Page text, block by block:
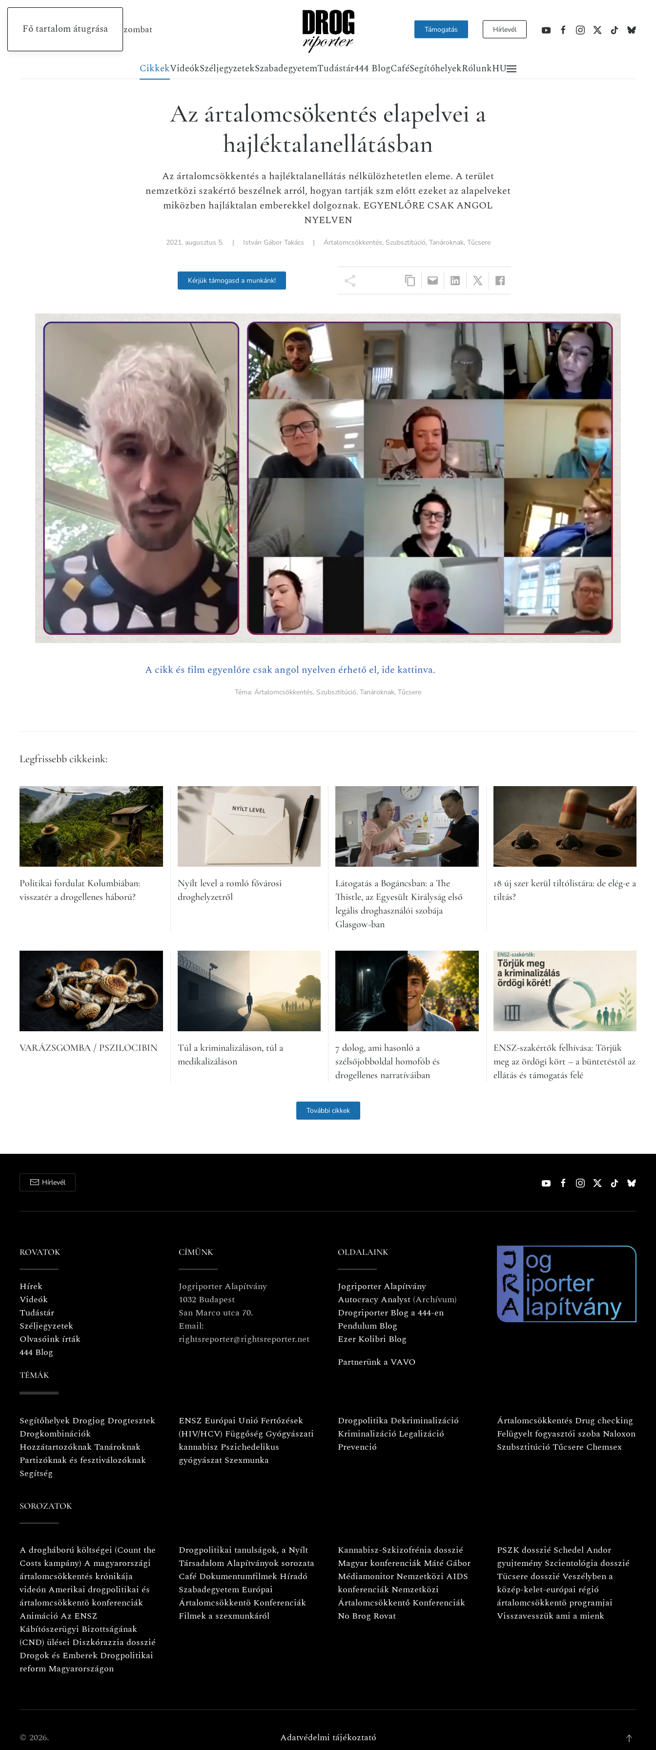
Fő tartalom átugrása
2026. augusztus 8., szombat Támogatás Hírlevél
CikkekVideókSzéljegyzetekSzabadegyetemTudástár444 BlogCaféSegítőhelyekRólunkHU
Az ártalomcsökentés elapelvei a
hajléktalanellátásban
Az ártalomcsökkentés a hajléktalanellátás nélkülözhetetlen eleme. A terület
nemzetközi szakértő beszélnek arról, hogyan tartják szm előtt ezeket az alapelveket
miközben hajláktalan emberekkel dolgoznak. EGYENLŐRE CSAK ANGOL
NYELVEN
2021. augusztus 5.| István Gábor Takács | Ártalomcsökkentés, Szubsztitúció, Tanároknak, Tűcsere
Kérjük támogasd a munkánk!
A cikk és film egyenlőre csak angol nyelven érhető el, ide kattinva.
Téma: Ártalomcsökkentés, Szubsztitúció, Tanároknak, Tűcsere
Legfrissebb cikkeink:
Politikai fordulat Kolumbiában:
visszatér a drogellenes háború?
Nyílt level a romló fővárosi
droghelyzetről
Látogatás a Bogáncsban: a The
Thistle, az Egyesült Királyság első
legális droghasználói szobája
Glasgow-ban
18 új szer kerül tiltólistára: de elég-e a
tiltás?
VARÁZSGOMBA / PSZILOCIBIN
Túl a kriminalizáláson, túl a
medikalizáláson
7 dolog, ami hasonló a
szélsőjobboldal homofób és
drogellenes narratíváiban
ENSZ-szakértők felhívása: Törjük
meg az ördögi kört – a büntetéstől az
ellátás és támogatás felé
További cikkek
Hírlevél
ROVATOK
Hírek
Videók
Tudástár
Széljegyzetek
Olvasóink írták
444 Blog
CÍMÜNK
Jogriporter Alapítvány
1032 Budapest
San Marco utca 70.
Email:
rightsreporter@rightsreporter.net
OLDALAINK
Jogriporter Alapítvány
Autocracy Analyst (Archívum)
Drogriporter Blog a 444-en
Pendulum Blog
Ezer Kolibri Blog
Partnerünk a VAVO
TÉMÁK
Segítőhelyek Drogjog Drogtesztek
Drogkombinációk
HozzátartozóknakTanároknak
Partizóknak és fesztiválozóknak
Segítség
ENSZ Európai Unió Fertőzések
(HIV/HCV) Függőség Gyógyászati
kannabisz Pszichedelikus
gyógyászat Szexmunka
Drogpolitika Dekriminalizáció
Kriminalizáció Legalizáció
Prevenció
Ártalomcsökkentés Drug checking
Felügyelt fogyasztói szoba Naloxon
Szubsztitúció Tűcsere Chemsex
SOROZATOK
A drogháború költségei (Count the
Costs kampány) A magyarországi
ártalomcsökkentés krónikája
videónAmerikai drogpolitikai és
ártalomcsökkentö konferenciák
Animáció Az ENSZ
Kábítószerügyi Bizottságának
(CND) ülései Diszkórazzia dosszié
Drogok és Emberek Drogpolitikai
reform Magyarországon
Drogpolitikai tanulságok, a Nyílt
Társadalom Alapítványok sorozata
Café Dokumentumfilmek Híradó
Szabadegyetem Európai
Ártalomcsökkentö Konferenciák
Filmek a szexmunkáról
Kannabisz-Szkizofrénia dosszié
Magyar konferenciák Máté Gábor
Médiamonitor Nemzetközi AIDS
konferenciák Nemzetközi
Ártalomcsökkentő Konferenciák
No Brog Rovat
PSZK dosszié Schedel Andor
gyujtemény Szcientológia dosszié
Tücsere dosszié Veszélyben a
közép-kelet-európai régió
ártalomcsökkentö programjai
Visszavesszük ami a mienk
© 2026. Adatvédelmi tájékoztató